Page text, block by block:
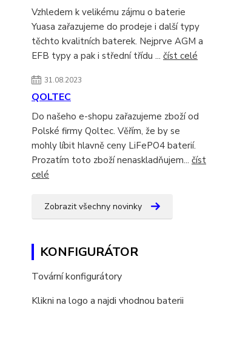
Vzhledem k velikému zájmu o baterie
Yuasa zařazujeme do prodeje i další typy
těchto kvalitních baterek. Nejprve AGM a
EFB typy a pak i střední třídu ... číst celé
31.08.2023
QOLTEC
Do našeho e-shopu zařazujeme zboží od
Polské firmy Qoltec. Věřím, že by se
mohly líbit hlavně ceny LiFePO4 baterií.
Prozatím toto zboží nenaskladňujem... číst
celé
Zobrazit všechny novinky
KONFIGURÁTOR
Tovární konfigurátory
Klikni na logo a najdi vhodnou baterii